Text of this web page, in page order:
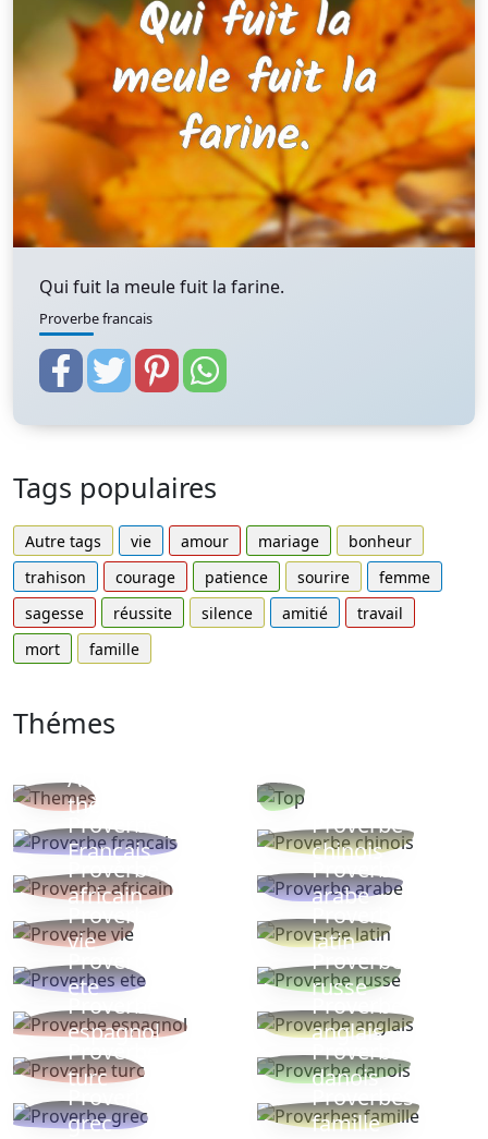
Qui fuit la meule fuit la farine.
Proverbe francais
Tags populaires
Autre tags vie amour mariage
bonheur
trahison
courage patience sourire
femme
sagesse
réussite silence amitié
travail
mort
famille
Thémes
Autres
thèmes
Proverbe
Français
Proverbe
chinois
Proverbe
africain
Proverbe
arabe
Proverbe
vie
Proverbe
latin
Proverbes
ete
Proverbe
russe
Proverbe
espagnol
Proverbe
anglais
Proverbe
turc
Proverbe
danois
Proverbe
grec
Proverbes
famille